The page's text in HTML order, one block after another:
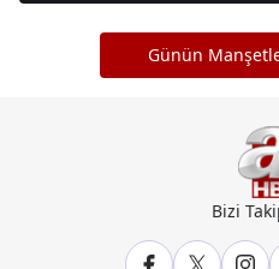
Günün
Bizi